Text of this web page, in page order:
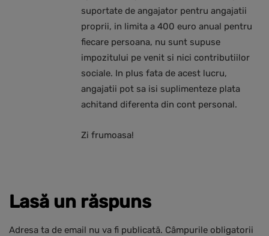
suportate de angajator pentru angajatii
proprii, in limita a 400 euro anual pentru
fiecare persoana, nu sunt supuse
impozitului pe venit si nici contributiilor
sociale. In plus fata de acest lucru,
angajatii pot sa isi suplimenteze plata
achitand diferenta din cont personal.
Zi frumoasa!
Lasă un răspuns
Adresa ta de email nu va fi publicată. Câmpurile obligatorii